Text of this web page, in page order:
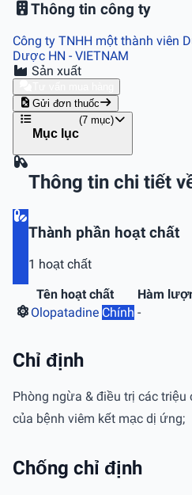
Thông tin công ty
Công ty TNHH một thành viên
Dược HN - VIETNAM
Sản xuất
Gửi đơn thuốc
Mục lục
(7 mục)
Thông tin chi tiết
Thành phần hoạt chất
1 hoạt chất
Tên hoạt chất
Hàm
Olopatadine Chính -
Chỉ định
Phòng ngừa & điều trị các
của bệnh viêm kết mạc dị ứng;
Chống chỉ định